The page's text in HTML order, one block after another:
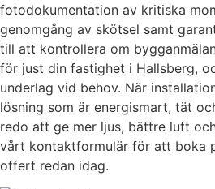
fotodokumentation av kritiska
genomgång av skötsel samt
till att kontrollera om
för just din fastighet i Hallsberg,
underlag vid behov. När
lösning som är energismart, tät
redo att ge mer ljus, bättre luft
vårt kontaktformulär för att boka
offert redan idag.